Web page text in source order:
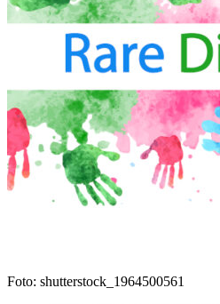
Foto: shutterstock_1964500561